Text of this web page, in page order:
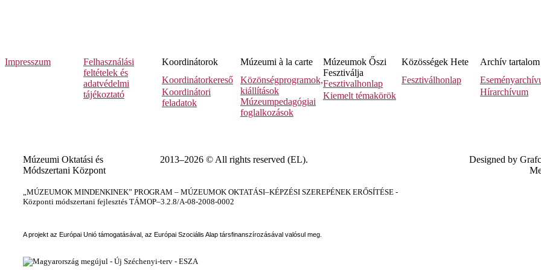
Impresszum
Felhasználási
feltételek és
adatvédelmi
tájékoztató
Koordinátorok
Koordinátorkereső
Koordinátori
feladatok
Múzeumi à la carte
Közönségprogramok,
kiállítások
Múzeumpedagógiai
foglalkozások
Múzeumok Őszi
Fesztiválja
Fesztivalhonlap
Kiemelt témakörök
Közösségek Hete
Fesztiválhonlap
Archív tartalom
Hírarchívum
Múzeumi Oktatási és
Módszertani Központ
2013–2026 © All rights reserved (EL).
Designed by
„MÚZEUMOK MINDENKINEK” PROGRAM – MÚZEUMOK OKTATÁSI–KÉPZÉSI SZEREPÉNEK ERŐSÍTÉSE -
Központi módszertani fejlesztés TÁMOP–3.2.8/A-08-2008-0002
A projekt az Európai Unió támogatásával, az Európai Szociális Alap társfinanszírozásával valósul meg.